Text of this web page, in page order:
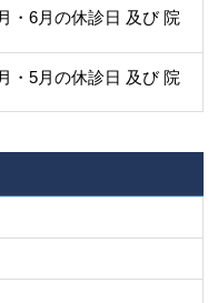
・6月の休診日 及び 院
・5月の休診日 及び 院